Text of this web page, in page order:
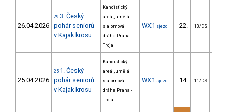
26.04.2026
29 3. Český
pohár seniorů
v Kajak krosu
Kanoistický
areál, umělá
slalomová
dráha Praha -
Troja
WX1 sjezd 22. 13/DS
25.04.2026
25 1. Český
pohár seniorů
v Kajak krosu
Kanoistický
areál, umělá
slalomová
dráha Praha -
Troja
WX1 sjezd 14. 11/DS